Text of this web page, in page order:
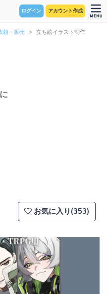
ログイン アカウント作成
頼・販売 立ち絵イラスト制作
お気に入り(353)